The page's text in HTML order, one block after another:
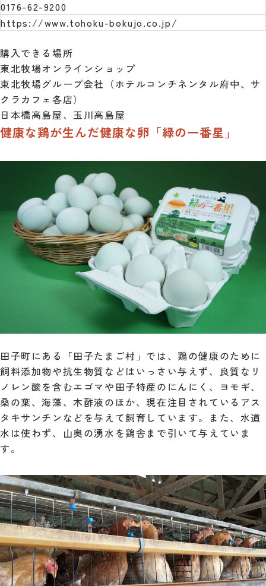
0176-62-9200
https://www.tohoku-bokujo.co.jp/
購入できる場所
東北牧場オンラインショップ
東北牧場グループ会社（ホテルコンチネンタル府中、サ
クラカフェ各店）
日本橋高島屋、玉川高島屋
健康な鶏が生んだ健康な卵「緑の一番星」
田子町にある「田子たまご村」では、鶏の健康のために
飼料添加物や抗生物質などはいっさい与えず、良質なリ
ノレン酸を含むエゴマや田子特産のにんにく、ヨモギ、
桑の葉、海藻、木酢液のほか、現在注目されているアス
タキサンチンなどを与えて飼育しています。また、水道
水は使わず、山奥の湧水を鶏舎まで引いて与えていま
す。